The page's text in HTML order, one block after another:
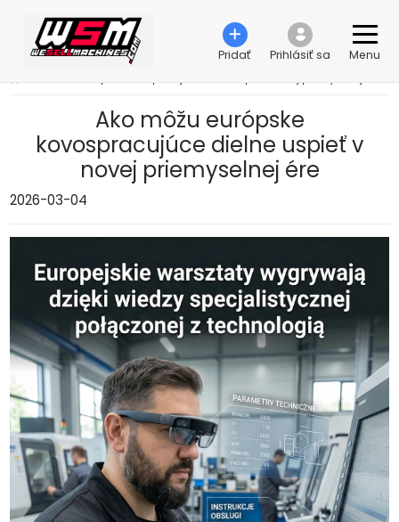
Pridať Prihlásiť sa Menu
Ako môžu európske
kovospracujúce dielne uspieť v
novej priemyselnej ére
2026-03-04